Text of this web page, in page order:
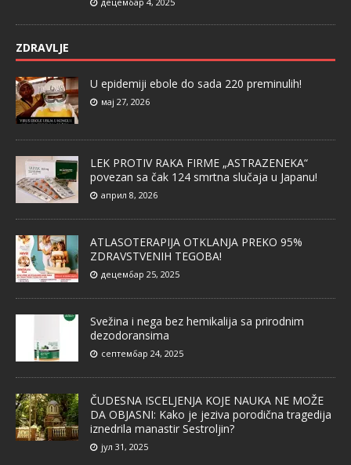
ZDRAVLJE
U epidemiji ebole do sada 220 preminulih!
мај 27, 2026
LEK PROTIV RAKA FIRME „ASTRAZENEKA“
povezan sa čak 124 smrtna slučaja u Japanu!
април 8, 2026
ATLASOTERAPIJA OTKLANJA PREKO 95%
ZDRAVSTVENIH TEGOBA!
децембар 25, 2025
Svežina i nega bez hemikalija sa prirodnim
dezodoransima
септембар 24, 2025
ČUDESNA ISCELJENJA KOJE NAUKA NE MOŽE
DA OBJASNI: Kako je jeziva porodična tragedija
iznedrila manastir Sestroljin?
јул 31, 2025